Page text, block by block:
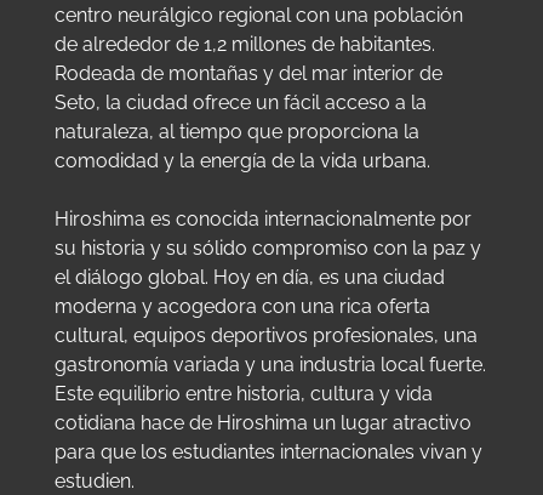
centro neurálgico regional con una población
de alrededor de 1,2 millones de habitantes.
Rodeada de montañas y del mar interior de
Seto, la ciudad ofrece un fácil acceso a la
naturaleza, al tiempo que proporciona la
comodidad y la energía de la vida urbana.
Hiroshima es conocida internacionalmente por
su historia y su sólido compromiso con la paz y
el diálogo global. Hoy en día, es una ciudad
moderna y acogedora con una rica oferta
cultural, equipos deportivos profesionales, una
gastronomía variada y una industria local fuerte.
Este equilibrio entre historia, cultura y vida
cotidiana hace de Hiroshima un lugar atractivo
para que los estudiantes internacionales vivan y
estudien.